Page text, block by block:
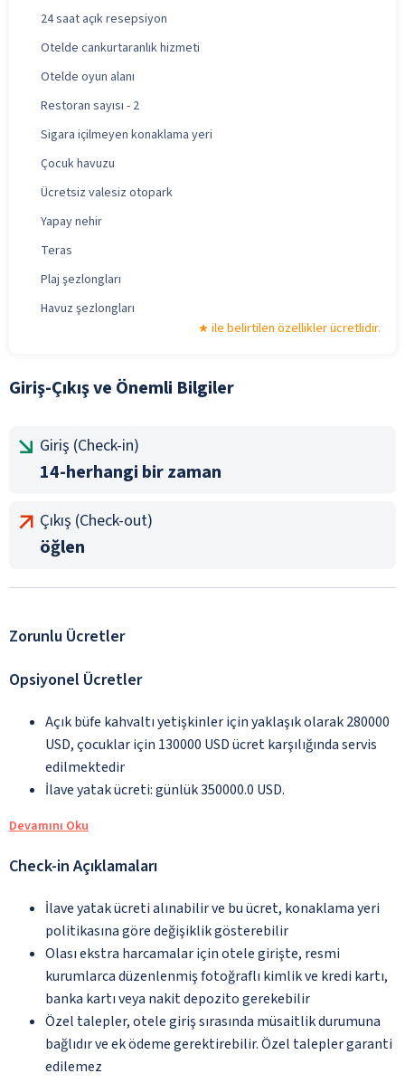
24 saat açık resepsiyon
Otelde cankurtaranlık hizmeti
Otelde oyun alanı
Restoran sayısı - 2
Sigara içilmeyen konaklama yeri
Çocuk havuzu
Ücretsiz valesiz otopark
Yapay nehir
Teras
Plaj şezlongları
Havuz şezlongları
ile belirtilen özellikler ücretlidir.
Giriş-Çıkış ve Önemli Bilgiler
Giriş (Check-in)
14-herhangi bir zaman
Çıkış (Check-out)
öğlen
Zorunlu Ücretler
Opsiyonel Ücretler
Açık büfe kahvaltı yetişkinler için yaklaşık olarak 280000
USD, çocuklar için 130000 USD ücret karşılığında servis
edilmektedir
İlave yatak ücreti: günlük 350000.0 USD.
Devamını Oku
Check-in Açıklamaları
İlave yatak ücreti alınabilir ve bu ücret, konaklama yeri
politikasına göre değişiklik gösterebilir
Olası ekstra harcamalar için otele girişte, resmi
kurumlarca düzenlenmiş fotoğraflı kimlik ve kredi kartı,
banka kartı veya nakit depozito gerekebilir
Özel talepler, otele giriş sırasında müsaitlik durumuna
bağlıdır ve ek ödeme gerektirebilir. Özel talepler garanti
edilemez